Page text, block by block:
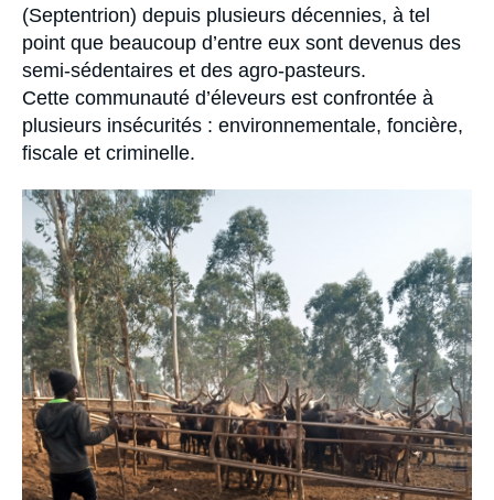
(Septentrion) depuis plusieurs décennies, à tel
point que beaucoup d’entre eux sont devenus des
semi-sédentaires et des agro-pasteurs.
Cette communauté d’éleveurs est confrontée à
plusieurs insécurités : environnementale, foncière,
fiscale et criminelle.
Image
principale